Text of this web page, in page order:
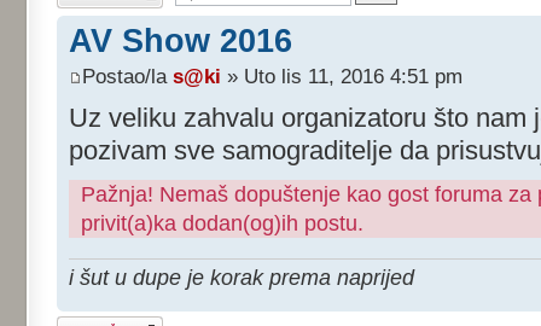
AV Show 2016
Postao/la s@ki » Uto lis 11, 2016 4:51 pm
Uz veliku zahvalu organizatoru što nam
pozivam sve samograditelje da
Pažnja! Nemaš dopuštenje kao gost foruma
privit(a)ka dodan(og)ih postu.
i šut u dupe je korak prema naprijed